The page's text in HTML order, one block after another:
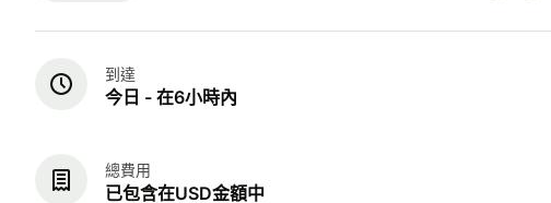
到達
今日 - 在6小時內
總費用
已包含在USD金額中